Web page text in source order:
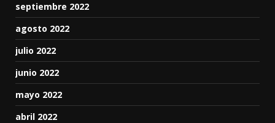
septiembre 2022
agosto 2022
julio 2022
junio 2022
mayo 2022
abril 2022